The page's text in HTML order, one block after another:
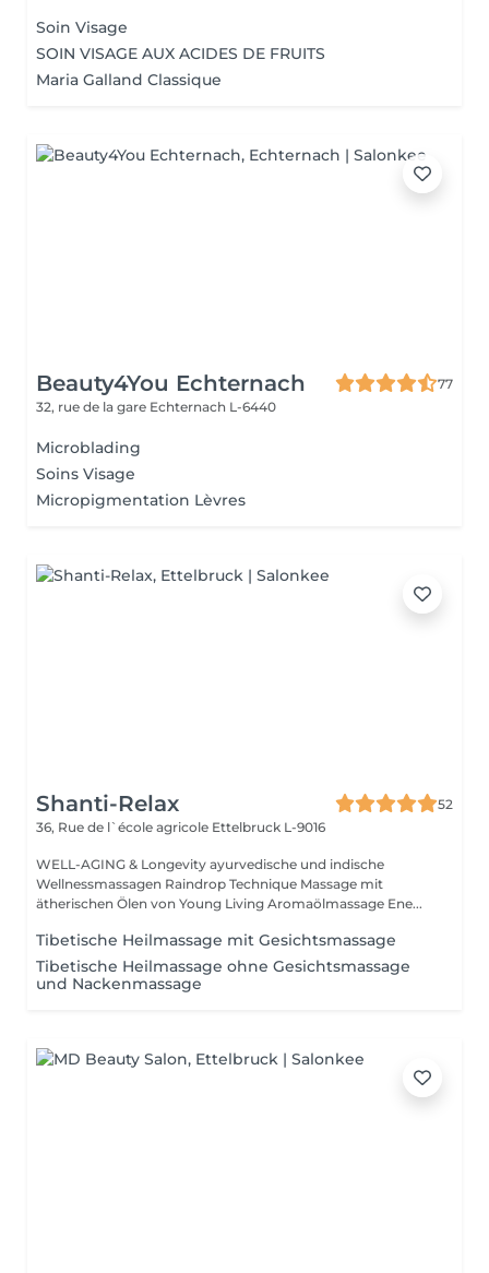
Soin Visage
SOIN VISAGE AUX ACIDES DE FRUITS
Maria Galland Classique
Beauty4You Echternach
77
32, rue de la gare Echternach L-6440
Microblading
Soins Visage
Micropigmentation Lèvres
Shanti-Relax
52
36, Rue de l`école agricole Ettelbruck L-9016
WELL-AGING & Longevity ayurvedische und indische
Wellnessmassagen Raindrop Technique Massage mit
ätherischen Ölen von Young Living Aromaölmassage Ene...
Tibetische Heilmassage mit Gesichtsmassage
Tibetische Heilmassage ohne Gesichtsmassage
und Nackenmassage